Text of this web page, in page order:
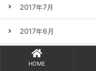
2017年7月
2017年6月
2017年5月
HOME